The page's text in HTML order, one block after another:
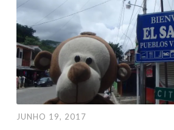
JUNHO 19, 2017